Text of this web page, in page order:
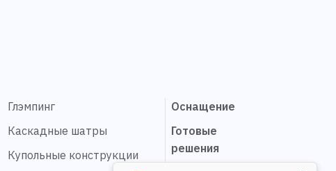
Глэмпинг
Каскадные шатры
Купольные конструкции
Оснащение
Готовые
решения